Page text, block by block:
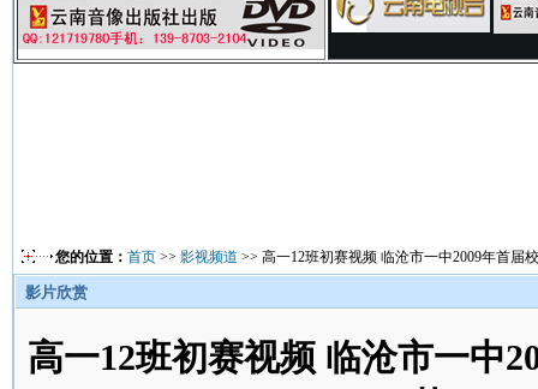
您的位置： 首页 >> 影视频道 >> 高一12班初赛视频 临沧市一中2009年首届
影片欣赏
高一12班初赛视频 临沧市一中